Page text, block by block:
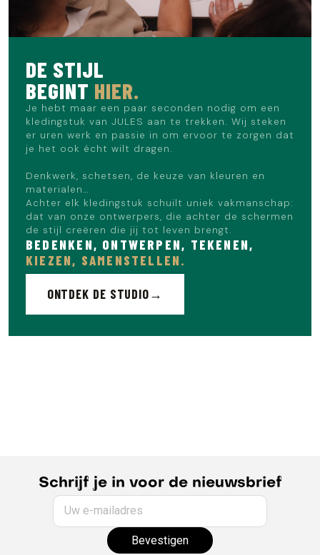
DE STIJL
BEGINT HIER.
Je hebt maar een paar seconden nodig om een
kledingstuk van JULES aan te trekken. Wij steken
er uren werk en passie in om ervoor te zorgen dat
je het ook écht wilt dragen.
Denkwerk, schetsen, de keuze van kleuren en
materialen…
Achter elk kledingstuk schuilt uniek vakmanschap:
dat van onze ontwerpers, die achter de schermen
de stijl creëren die jij tot leven brengt.
BEDENKEN, ONTWERPEN, TEKENEN,
KIEZEN, SAMENSTELLEN.
ONTDEK DE STUDIO
Schrijf je in voor de nieuwsbrief
Uw e-mailadres
Bevestigen